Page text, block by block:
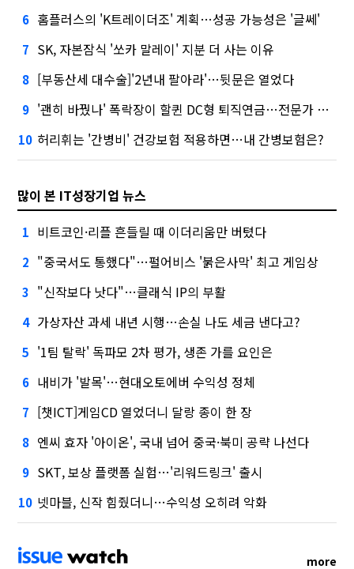
6 홈플러스의 'K트레이더조' 계획…성공 가능성은 '글쎄'
7 SK, 자본잠식 '쏘카 말레이' 지분 더 사는 이유
8 [부동산세 대수술]'2년내 팔아라'…뒷문은 열었다
9 '괜히 바꿨나' 폭락장이 할퀸 DC형 퇴직연금…전문가 조언은
10 허리휘는 '간병비' 건강보험 적용하면…내 간병보험은?
많이 본 IT성장기업 뉴스
1 비트코인·리플 흔들릴 때 이더리움만 버텼다
2 "중국서도 통했다"…펄어비스 '붉은사막' 최고 게임상
3 "신작보다 낫다"…클래식 IP의 부활
4 가상자산 과세 내년 시행…손실 나도 세금 낸다고?
5 '1팀 탈락' 독파모 2차 평가, 생존 가를 요인은
6 내비가 '발목'…현대오토에버 수익성 정체
7 [챗ICT]게임CD 열었더니 달랑 종이 한 장
8 엔씨 효자 '아이온', 국내 넘어 중국·북미 공략 나선다
9 SKT, 보상 플랫폼 실험…'리워드링크' 출시
10 넷마블, 신작 힘줬더니…수익성 오히려 악화
more